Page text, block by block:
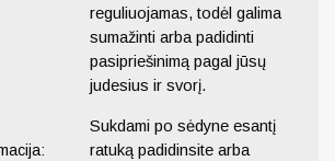
reguliuojamas, todėl galima
sumažinti arba padidinti
pasipriešinimą pagal jūsų
judesius ir svorį.
Sukdami po sėdyne esantį
ratuką padidinsite arba